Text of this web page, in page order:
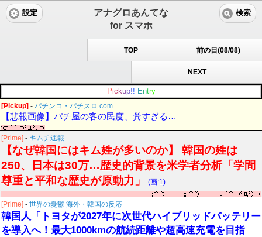
アナグロあんてな
for スマホ
設定 検索
TOP 前の日(08/08)
NEXT
Pic kup!! Entry
[Pickup] - パチンコ・パチスロ.com
【悲報画像】パチ屋の客の民度、糞すぎる…
[Prime] - キムチ速報
【なぜ韓国にはキム姓が多いのか】 韓国の姓は
250、日本は30万…歴史的背景を米学者分析「学問
尊重と平和な歴史が原動力」
(画:1)
[Prime] - 世界の憂鬱 海外・韓国の反応
韓国人「トヨタが2027年に次世代ハイブリッドバッテリー
を導入へ！最大1000kmの航続距離や超高速充電を目指